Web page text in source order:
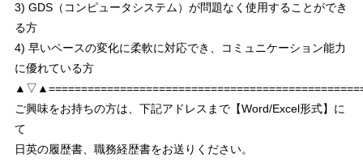
3) GDS（コンピュータシステム）が問題なく使用することができ
る方
4) 早いペースの変化に柔軟に対応でき、コミュニケーション能力
に優れている方
ご興味をお持ちの方は、下記アドレスまで【Word/Excel形式】に
て
日英の履歴書、職務経歴書をお送りください。